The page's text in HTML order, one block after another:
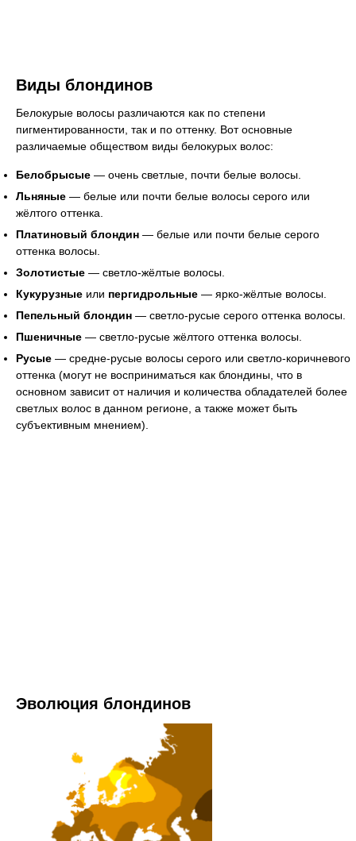
Виды блондинов
Белокурые волосы различаются как по степени
пигментированности, так и по оттенку. Вот основные
различаемые обществом виды белокурых волос:
Белобрысые — очень светлые, почти белые волосы.
Льняные — белые или почти белые волосы серого или
жёлтого оттенка.
Платиновый блондин — белые или почти белые серого
оттенка волосы.
Золотистые — светло-жёлтые волосы.
Кукурузные или пергидрольные — ярко-жёлтые волосы.
Пепельный блондин — светло-русые серого оттенка волосы.
Пшеничные — светло-русые жёлтого оттенка волосы.
Русые — средне-русые волосы серого или светло-коричневого
оттенка (могут не восприниматься как блондины, что в
основном зависит от наличия и количества обладателей более
светлых волос в данном регионе, а также может быть
субъективным мнением).
Эволюция блондинов